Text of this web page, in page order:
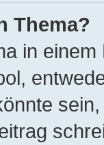
Thema?
in